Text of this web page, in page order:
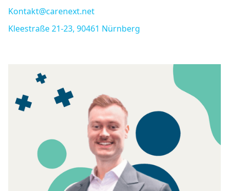
Kontakt@carenext.net
Kleestraße 21-23, 90461 Nürnberg